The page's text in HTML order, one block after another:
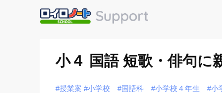
小４ 国語 短歌・俳句に
#授業案 #小学校 #国語科 #小学校４年生
#小